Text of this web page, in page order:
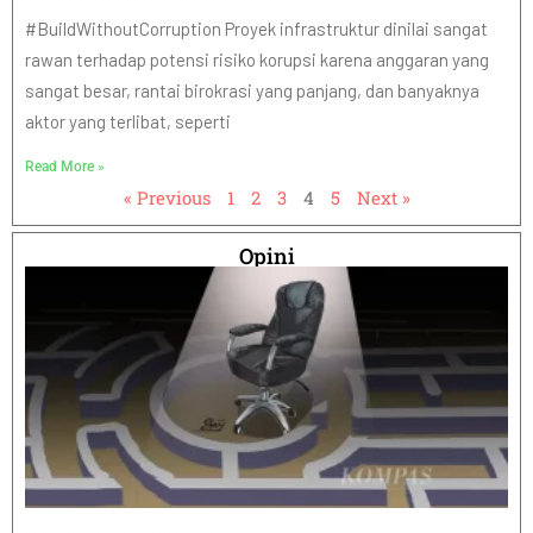
#BuildWithoutCorruption Proyek infrastruktur dinilai sangat
rawan terhadap potensi risiko korupsi karena anggaran yang
sangat besar, rantai birokrasi yang panjang, dan banyaknya
aktor yang terlibat, seperti
Read More »
« Previous 1 2 3 4 5 Next »
Opini